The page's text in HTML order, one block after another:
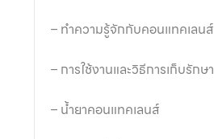
– ทำความรู้จักกับคอนแทคเลนส์
– การใช้งานและวิธีการเก็บรักษา
– น้ำยาคอนแทคเลนส์